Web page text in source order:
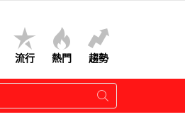
流行 熱門 趨勢